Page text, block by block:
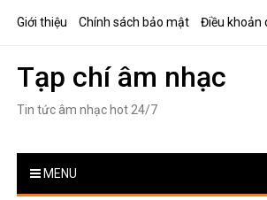
Giới thiệu Chính sách bảo mật Điều khoản
Tạp chí âm nhạc
Tin tức âm nhạc hot 24/7
MENU